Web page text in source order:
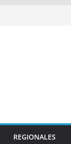
REGIONALES